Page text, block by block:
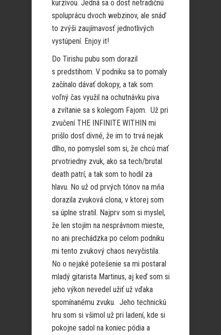
kurzívou. Jedná sa o dosť netradičnú
spoluprácu dvoch webzinov, ale snáď
to zvýši zaujímavosť jednotlivých
vystúpení. Enjoy it!
Do Tirishu pubu som dorazil
s predstihom. V podniku sa to pomaly
začínalo dávať dokopy, a tak som
voľný čas využil na ochutnávku piva
a zvítanie sa s kolegom Fajom. Už pri
zvučení THE INFINITE WITHIN mi
prišlo dosť divné, že im to trvá nejak
dlho, no pomyslel som si, že chcú mať
prvotriedny zvuk, ako sa tech/brutal
death patrí, a tak som to hodil za
hlavu. No už od prvých tónov na mňa
dorazila zvuková clona, v ktorej som
sa úplne stratil. Najprv som si myslel,
že len stojím na nesprávnom mieste,
no ani prechádzka po celom podniku
mi tento zvukový chaos nevyčistila.
No o nejaké potešenie sa mi postaral
mladý gitarista Martinus, aj keď som si
jeho výkon nevedel užiť už vďaka
spomínanému zvuku. Jeho technickú
hru som si všimol už pri ladení, kde si
pokojne sadol na koniec pódia a